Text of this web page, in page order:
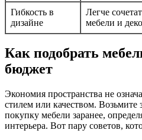
Гибкость в
дизайне
Легче
мебели и
Как подобрать
бюджет
Экономия пространства не
стилем или качеством. Возьмите
покупку мебели заранее,
интерьера. Вот пару советов,